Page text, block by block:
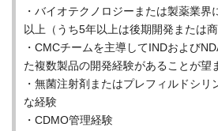
・バイオテクノロジーまたは製薬業
以上（うち5年以上は後期開発または商
・CMCチームを主導してINDおよび
た複数製品の開発経験があることが望
・無菌注射剤またはプレフィルドシリ
な経験
・CDMO管理経験